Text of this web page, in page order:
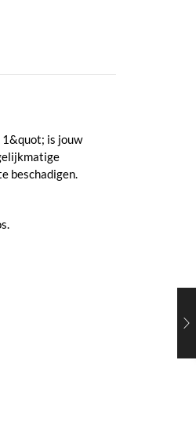
1&quot; is jouw
beschadigen.